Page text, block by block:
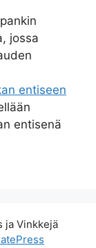
jossa
entiseen
entisenä
ja Vinkkejä